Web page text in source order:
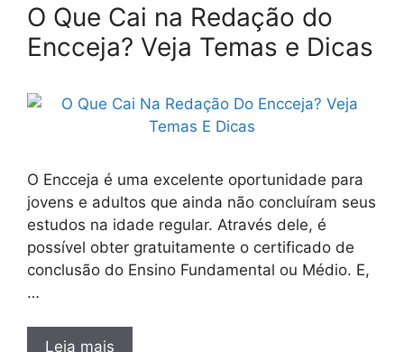
O Que Cai na Redação do
Encceja? Veja Temas e Dicas
O Encceja é uma excelente oportunidade para
jovens e adultos que ainda não concluíram seus
estudos na idade regular. Através dele, é
possível obter gratuitamente o certificado de
conclusão do Ensino Fundamental ou Médio. E,
…
Leia mais